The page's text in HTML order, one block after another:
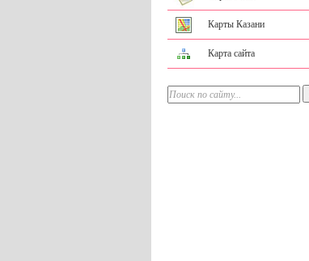
Карты Казани
Карта сайта